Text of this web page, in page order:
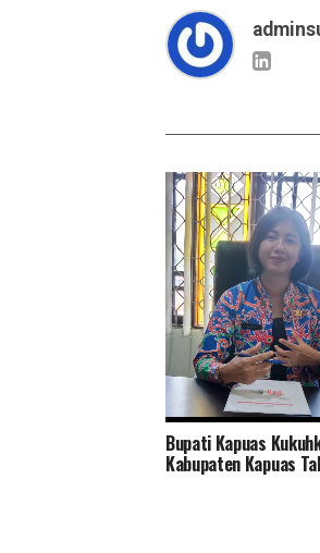
Tingkatkan Pelayanan
Lingkungan Distan
Bupati Kapuas
Kabupaten Kapuas